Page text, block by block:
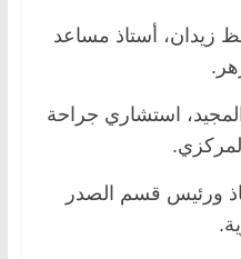
زيدان، أستاذ مساعد
استشاري جراحة
ورئيس قسم الصدر